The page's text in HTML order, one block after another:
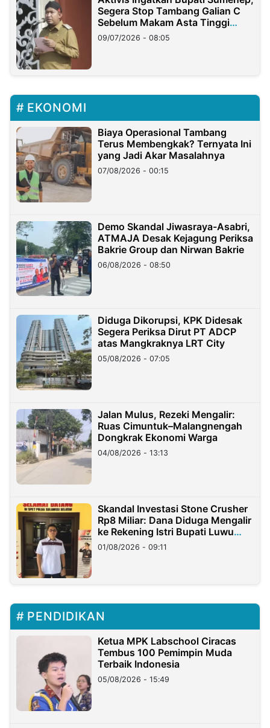
Segera Stop Tambang Galian C
Sebelum Makam Asta Tinggi
Longsor
09/07/2026 - 08:05
EKONOMI
Biaya Operasional Tambang
Terus Membengkak? Ternyata Ini
yang Jadi Akar Masalahnya
07/08/2026 - 00:15
Demo Skandal Jiwasraya-Asabri,
ATMAJA Desak Kejagung Periksa
Bakrie Group dan Nirwan Bakrie
06/08/2026 - 08:50
Diduga Dikorupsi, KPK Didesak
Segera Periksa Dirut PT ADCP
atas Mangkraknya LRT City
05/08/2026 - 07:05
Jalan Mulus, Rezeki Mengalir:
Ruas Cimuntuk–Malangnengah
Dongkrak Ekonomi Warga
04/08/2026 - 13:13
Skandal Investasi Stone Crusher
Rp8 Miliar: Dana Diduga Mengalir
ke Rekening Istri Bupati Luwu
Timur
01/08/2026 - 09:11
PENDIDIKAN
Ketua MPK Labschool Ciracas
Tembus 100 Pemimpin Muda
Terbaik Indonesia
05/08/2026 - 15:49